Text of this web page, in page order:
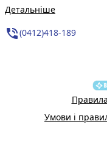
Детальніше
phone_in_talk(0412)418-189
Умови і